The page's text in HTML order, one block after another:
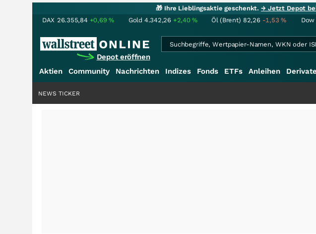
🎁 Ihre Lieblingsaktie geschenkt.→ Jetzt Depot bei
DAX 26.355,84 +0,69% Gold 4.342,26 +2,40% Öl (Brent) 82,26 -1,53%
Depot eröffnen
Aktien Community Nachrichten Indizes Fonds ETFs Anleihen Derivate
NEWS TICKER